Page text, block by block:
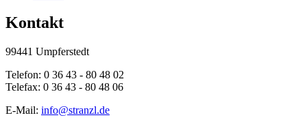
Kontakt
99441 Umpferstedt
Telefon: 0 36 43 - 80 48 02
Telefax: 0 36 43 - 80 48 06
E-Mail: info@stranzl.de